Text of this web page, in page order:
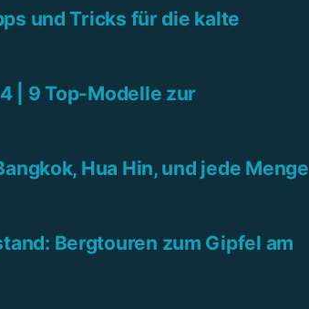
und Tricks für die kalte
| 9 Top-Modelle zur
Hua Hin, und jede Menge
Bergtouren zum Gipfel am